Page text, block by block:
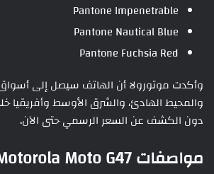
Pantone Impenetrable
Pantone Nautical Blue
Pantone Fuchsia Red
وأكدت موتورولا أن الهاتف سيصل إلى أسواق
والمحيط الهادئ، والشرق الأوسط وأفريقيا
دون الكشف عن السعر الرسمي حتى الآن.
مواصفات Motorola Moto G47 باختصار